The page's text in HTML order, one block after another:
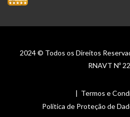
2024 © Todos os Direitos
RNAVT Nº
| Termos e
Política de Proteção de